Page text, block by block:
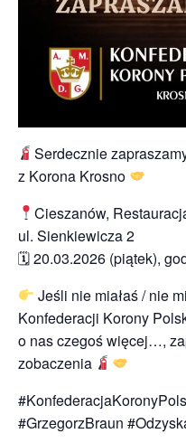
Serdecznie
z Korona Krosno
Cieszanów,
ul. Sienkiewicza 2
🗓 20.03.2026 (piątek),
Jeśli nie miałaś / nie
Konfederacji Korony
o nas czegoś więcej…,
zobaczenia
#GrzegorzBraun